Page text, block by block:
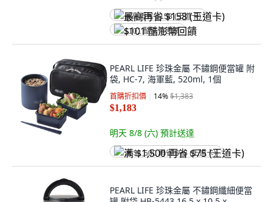
最高再省 $158 (王道卡)
$101 酷澎幣回饋
PEARL LIFE 珍珠金屬 不鏽鋼便當罐 附
袋, HC-7, 海軍藍, 520ml, 1個
首購折扣價 14%$1,383
$1,183
明天 8/8 (六) 預計送達
满 $1,500 再省 $75 (王道卡)
PEARL LIFE 珍珠金屬 不鏽鋼纖細便當